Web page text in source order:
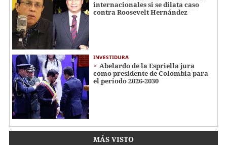
internacionales si se dilata caso
contra Roosevelt Hernández
INVESTIDURA
Abelardo de la Espriella jura
como presidente de Colombia para
el periodo 2026-2030
MÁS VISTO